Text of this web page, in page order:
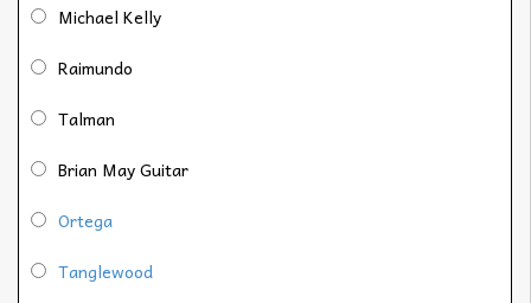
Michael Kelly
Raimundo
Talman
Brian May Guitar
Ortega
Tanglewood